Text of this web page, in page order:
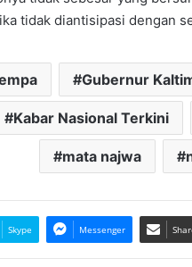
tidak diantisipasi dengan
Gubernur
Kabar Nasional Terkini
mata najwa
Skype Messenger